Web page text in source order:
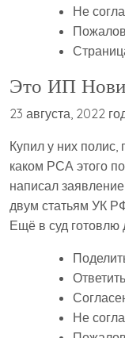
Не
Это ИП
23 августа, 2022
Купил у них
каком РСА этого
написал
двум статьям УК
Ещё в суд готовлю
Не